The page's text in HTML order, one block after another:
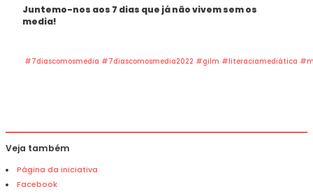
Juntemo-nos aos 7 dias que já não vivem sem os
media!
#7diascomosmedia #7diascomosmedia2022 #gilm #literaciamediática
Veja também
Página da iniciativa
Facebook